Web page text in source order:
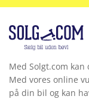
Med Solgt.com
Med vores online
på din bil og kan